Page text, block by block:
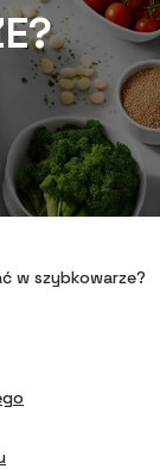
w szybkowarze?